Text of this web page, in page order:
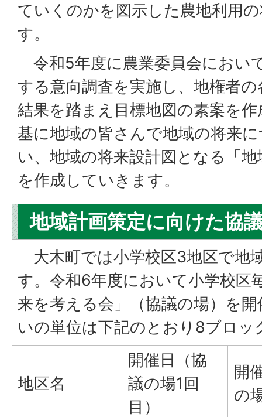
ていくのかを図示した農地利用
す。
令和5年度に農業委員会におい
する意向調査を実施し、地権者
結果を踏まえ目標地図の素案を
基に地域の皆さんで地域の将来
い、地域の将来設計図となる「
を作成していきます。
地域計画策定に向けた協
大木町では小学校区3地区で地
す。令和6年度において小学校区
来を考える会」（協議の場）を
いの単位は下記のとおり8ブロッ
地区名
開催日（協
議の場1回
目）
開
の